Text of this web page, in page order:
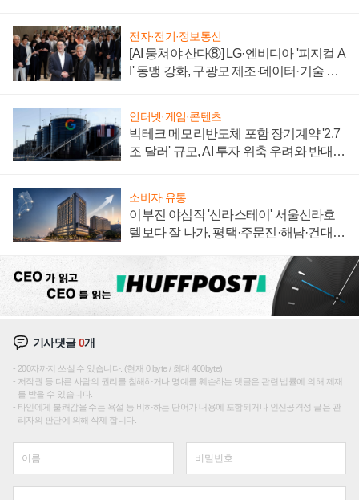
전자·전기·정보통신
[AI 뭉쳐야 산다⑧] LG·엔비디아 '피지컬 A
I' 동맹 강화, 구광모 제조·데이터·기술 결
인터넷·게임·콘텐츠
빅테크 메모리반도체 포함 장기계약 '2.7
조 달러' 규모, AI 투자 위축 우려와 반대
소비자·유통
이부진 야심작 '신라스테이' 서울신라호
텔보다 잘 나가, 평택·주문진·해남·건대로
기사댓글0개
200자까지 쓰실 수 있습니다. (현재 0 byte / 최대 400byte)
저작권 등 다른 사람의 권리를 침해하거나 명예를 훼손하는 댓글은 관련 법률에 의해 제재
를 받을 수 있습니다.
타인에게 불쾌감을 주는 욕설 등 비하하는 단어가 내용에 포함되거나 인신공격성 글은 관
리자의 판단에 의해 삭제 합니다.